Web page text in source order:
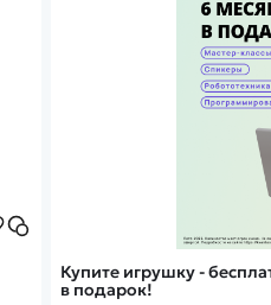
Купите игрушку -
в подарок!